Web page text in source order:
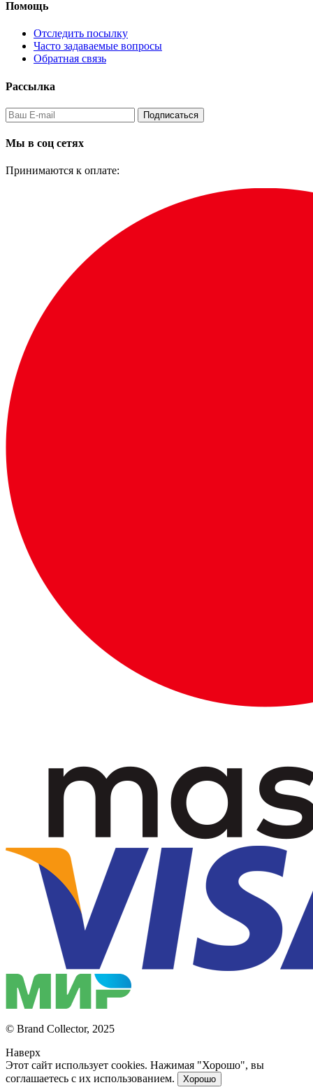
Помощь
Отследить посылку
Часто задаваемые вопросы
Обратная связь
Рассылка
Подписаться
Мы в соц сетях
Принимаются к оплате:
© Brand Collector, 2025
Наверх
Этот сайт использует cookies. Нажимая "Хорошо", вы
соглашаетесь с их использованием.
Хорошо